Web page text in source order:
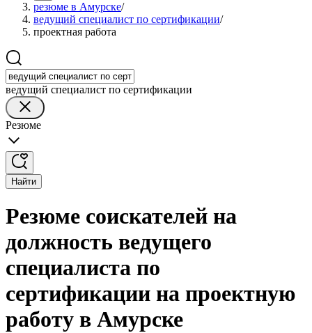
резюме в Амурске/
ведущий специалист по сертификации/
проектная работа
ведущий специалист по сертификации
Резюме
Найти
Резюме соискателей на
должность ведущего
специалиста по
сертификации на проектную
работу в Амурске